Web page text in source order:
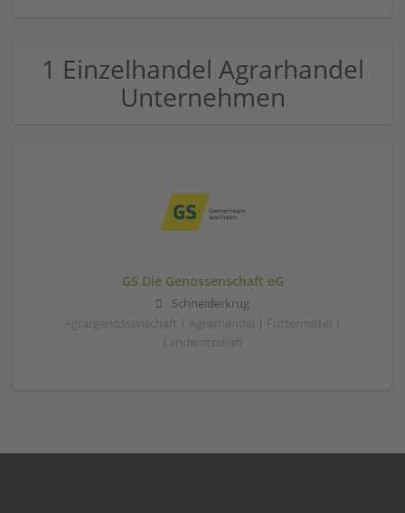
1 Einzelhandel Agrarhandel
Unternehmen
GS Die Genossenschaft eG
Schneiderkrug
Agrargenossenschaft | Agrarhandel | Futtermittel |
Landwirtschaft